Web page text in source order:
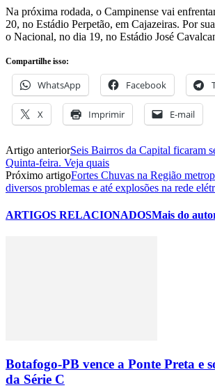
Na próxima rodada, o Campinense vai
20, no Estádio Perpetão, em Cajazeiras. Por
o Nacional, no dia 19, no Estádio José
Compartilhe isso:
WhatsApp Facebook
X Imprimir E-mail
Artigo anteriorSeis Bairros da Capital ficaram
Quinta-feira. Veja quais
Próximo artigoFortes Chuvas na Região
diversos problemas e até explosões na rede
ARTIGOS RELACIONADOSMais do
Botafogo-PB vence a Ponte Preta e
da Série C